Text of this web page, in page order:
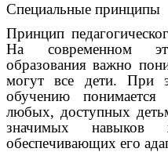
Специальные принципы
Принцип
На современном
образования важно
могут все дети. При
обучению
любых, доступных
значимых навыков
обеспечивающих его